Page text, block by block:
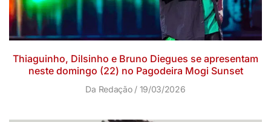
Thiaguinho, Dilsinho e Bruno Diegues se apresentam
neste domingo (22) no Pagodeira Mogi Sunset
Da Redação 19/03/2026